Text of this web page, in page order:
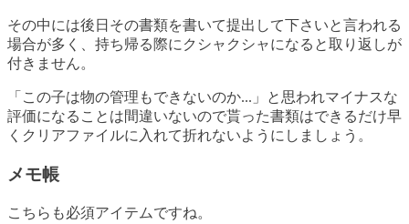
その中には後日その書類を書いて提出して下さいと言われる
場合が多く、持ち帰る際にクシャクシャになると取り返しが
付きません。
「この子は物の管理もできないのか...」と思われマイナスな
評価になることは間違いないので貰った書類はできるだけ早
くクリアファイルに入れて折れないようにしましょう。
メモ帳
こちらも必須アイテムですね。